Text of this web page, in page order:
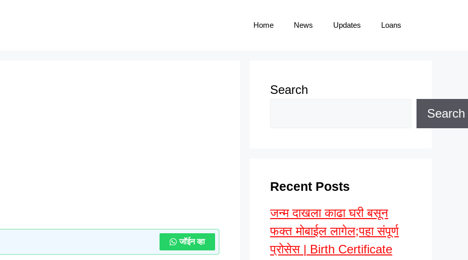
Home News Updates Loans
जॉईन व्हा
Search
Search
Recent Posts
जन्म दाखला काढा घरी बसून
फक्त मोबाईल लागेल;पहा संपूर्ण
प्रोसेस | Birth Certificate